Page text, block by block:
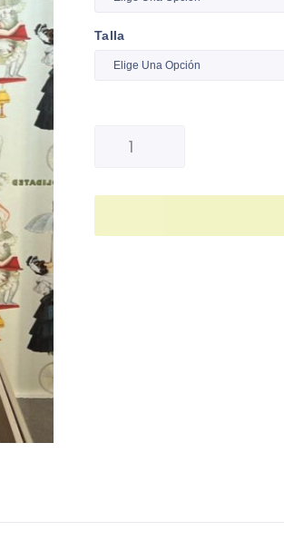
Talla